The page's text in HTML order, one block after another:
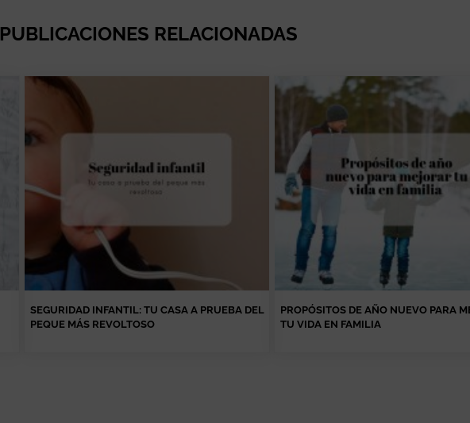
PUBLICACIONES RELACIONADAS
SEGURIDAD INFANTIL: TU CASA A PRUEBA DEL
PEQUE MÁS REVOLTOSO
PROPÓSITOS DE AÑO NUEVO PARA
TU VIDA EN FAMILIA